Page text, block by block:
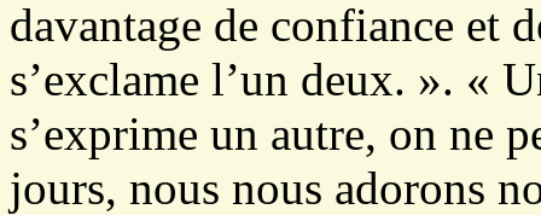
davantage de confiance et
s’exclame l’un deux. ». «
s’exprime un autre, on ne
jours, nous nous adorons